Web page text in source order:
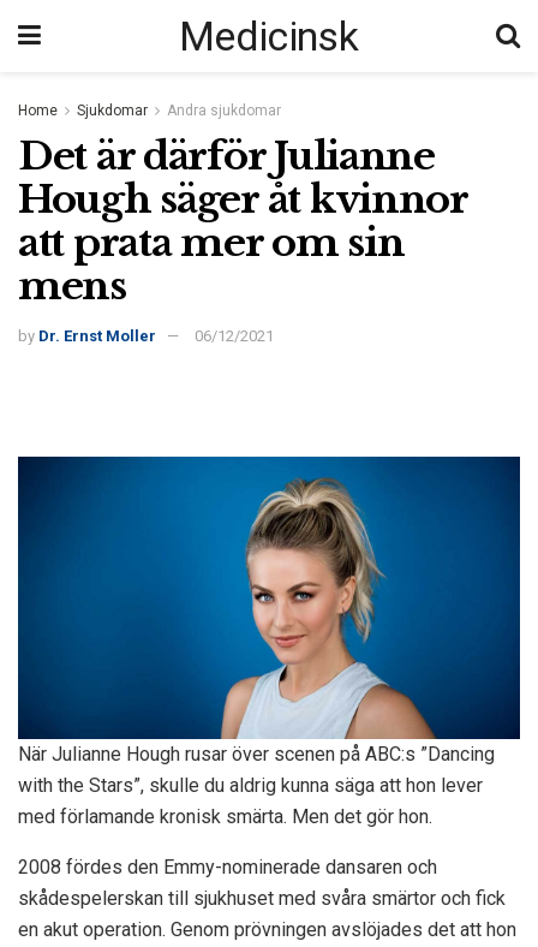
Medicinsk
Home Sjukdomar Andra sjukdomar
Det är därför Julianne
Hough säger åt kvinnor
att prata mer om sin
mens
by Dr. Ernst Moller 06/12/2021
När Julianne Hough rusar över scenen på ABC:s ”Dancing
with the Stars”, skulle du aldrig kunna säga att hon lever
med förlamande kronisk smärta. Men det gör hon.
2008 fördes den Emmy-nominerade dansaren och
skådespelerskan till sjukhuset med svåra smärtor och fick
en akut operation. Genom prövningen avslöjades det att hon